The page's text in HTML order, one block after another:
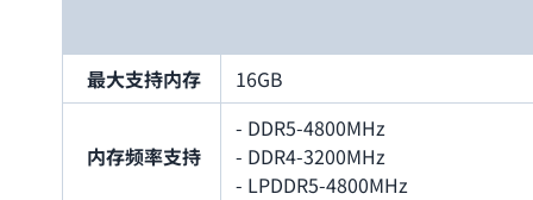
最大支持内存 16GB
内存频率支持
- DDR5-4800MHz
- DDR4-3200MHz
- LPDDR5-4800MHz